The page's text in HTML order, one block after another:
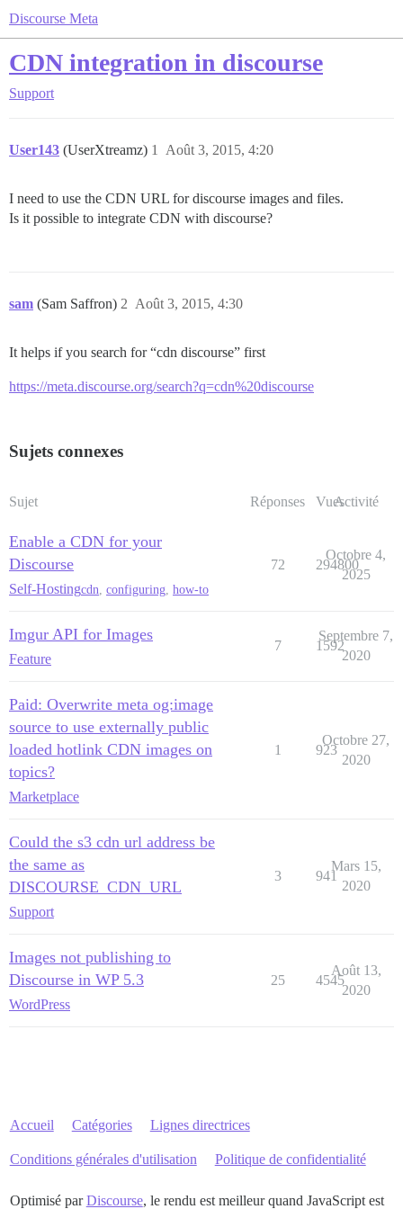
Discourse Meta
CDN integration in discourse
Support
User143 (UserXtreamz) Août 3, 2015, 4:20
1
I need to use the CDN URL for discourse images and files.
Is it possible to integrate CDN with discourse?
sam (Sam Saffron) Août 3, 2015, 4:30
2
It helps if you search for “cdn discourse” first
https://meta.discourse.org/search?q=cdn%20discourse
Sujets connexes
Sujet Réponses VuesActivité
Enable a CDN for your
Discourse
Self-Hostingcdn configuring how-to
72 294800
Octobre 4,
2025
Imgur API for Images
Feature
7 1592
Septembre 7,
2020
Paid: Overwrite meta og:image
source to use externally public
loaded hotlink CDN images on
topics?
Marketplace
1 923
Octobre 27,
2020
Could the s3 cdn url address be
the same as
DISCOURSE_CDN_URL
Support
3 941
Mars 15,
2020
Images not publishing to
Discourse in WP 5.3
WordPress
25 4545
Août 13,
2020
Accueil Catégories Lignes directrices
Conditions générales d'utilisation Politique de confidentialité
Optimisé parDiscourse, le rendu est meilleur quand JavaScript est